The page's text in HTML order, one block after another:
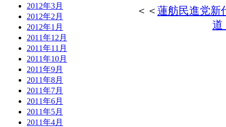
2012年3月
2012年2月
2012年1月
2011年12月
2011年11月
2011年10月
2011年9月
2011年8月
2011年7月
2011年6月
2011年5月
2011年4月
＜＜ 蓮舫民進党